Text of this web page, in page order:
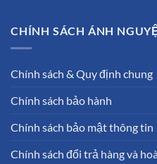
CHÍNH SÁCH ÁNH
Chính sách & Quy định chung
Chính sách bảo hành
Chính sách bảo mật thông tin
Chính sách đổi trả hàng và